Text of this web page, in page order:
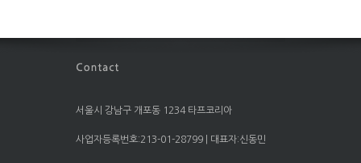
서울시 강남구 개포동 1234 타프코리아
사업자등록번호:213-01-28799 | 대표자:신동민